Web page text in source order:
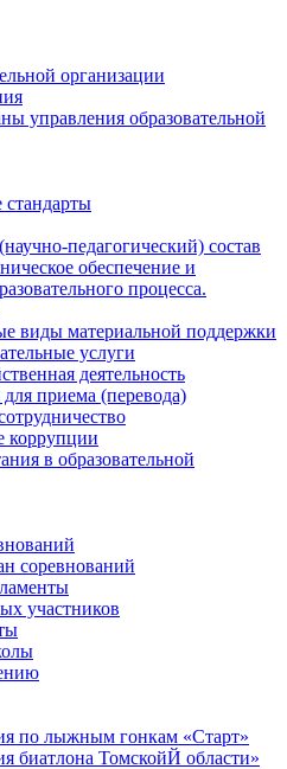
организации
управления образовательной
стандарты
педагогический) состав
обеспечение и
процесса.
виды материальной поддержки
услуги
деятельность
приема (перевода)
коррупции
в образовательной
соревнований
участников
по лыжным гонкам «Старт»
биатлона ТомскойЙ области»